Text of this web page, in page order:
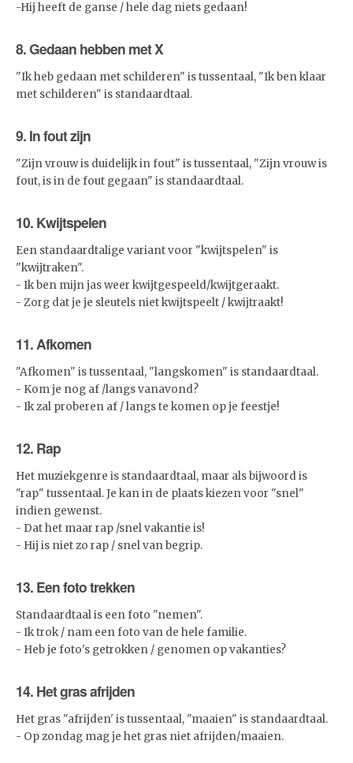
-Hij heeft de ganse / hele dag niets gedaan!
8. Gedaan hebben met X
"Ik heb gedaan met schilderen" is tussentaal, "Ik ben klaar
met schilderen" is standaardtaal.
9. In fout zijn
"Zijn vrouw is duidelijk in fout" is tussentaal, "Zijn vrouw is
fout, is in de fout gegaan" is standaardtaal.
10. Kwijtspelen
Een standaardtalige variant voor "kwijtspelen" is
"kwijtraken".
- Ik ben mijn jas weer kwijtgespeeld/kwijtgeraakt.
- Zorg dat je je sleutels niet kwijtspeelt / kwijtraakt!
11. Afkomen
"Afkomen" is tussentaal, "langskomen" is standaardtaal.
- Kom je nog af /langs vanavond?
- Ik zal proberen af / langs te komen op je feestje!
12. Rap
Het muziekgenre is standaardtaal, maar als bijwoord is
"rap" tussentaal. Je kan in de plaats kiezen voor "snel"
indien gewenst.
- Dat het maar rap /snel vakantie is!
- Hij is niet zo rap / snel van begrip.
13. Een foto trekken
Standaardtaal is een foto "nemen".
- Ik trok / nam een foto van de hele familie.
- Heb je foto's getrokken / genomen op vakanties?
14. Het gras afrijden
Het gras "afrijden' is tussentaal, "maaien" is standaardtaal.
- Op zondag mag je het gras niet afrijden/maaien.